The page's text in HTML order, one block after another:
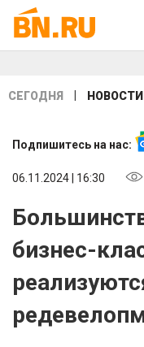
СЕГОДНЯ НОВОСТИ
Подпишитесь на нас:
06.11.2024 | 16:30
бизнес-